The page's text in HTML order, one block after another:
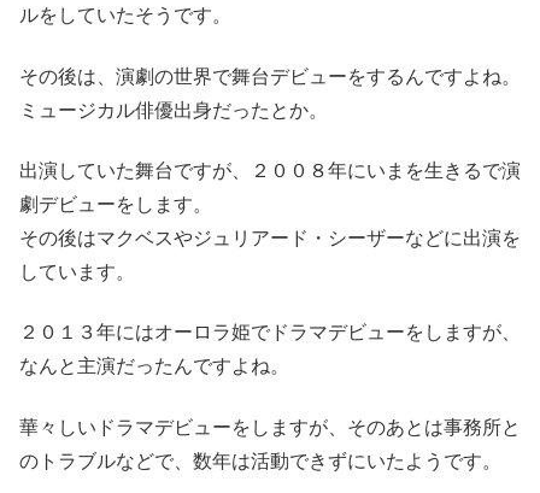
ルをしていたそうです。
その後は、演劇の世界で舞台デビューをするんですよね。
ミュージカル俳優出身だったとか。
出演していた舞台ですが、２００８年にいまを生きるで演
劇デビューをします。
その後はマクベスやジュリアード・シーザーなどに出演を
しています。
２０１３年にはオーロラ姫でドラマデビューをしますが、
なんと主演だったんですよね。
華々しいドラマデビューをしますが、そのあとは事務所と
のトラブルなどで、数年は活動できずにいたようです。